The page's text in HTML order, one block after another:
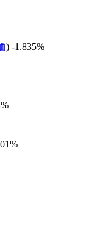
) -1.835%